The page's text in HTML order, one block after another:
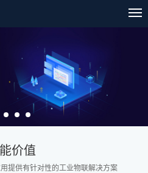
价值
提供有针对性的工业物联解决方案